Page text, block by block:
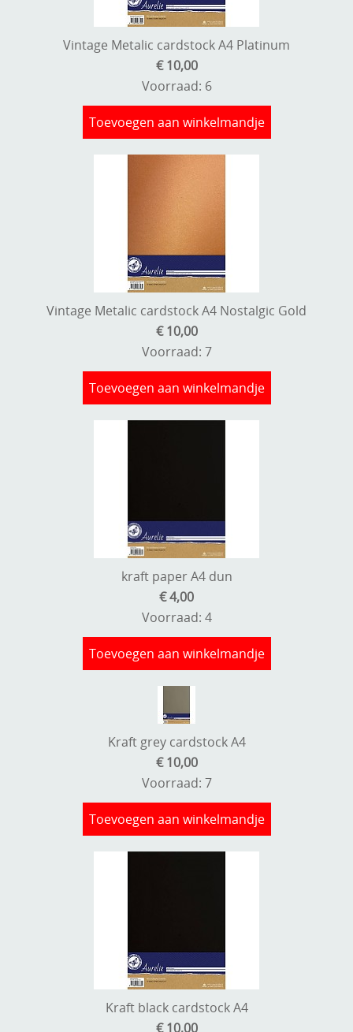
Vintage Metalic cardstock A4 Platinum
€ 10,00
Voorraad: 6
Toevoegen aan winkelmandje
Vintage Metalic cardstock A4 Nostalgic Gold
€ 10,00
Voorraad: 7
Toevoegen aan winkelmandje
kraft paper A4 dun
€ 4,00
Voorraad: 4
Toevoegen aan winkelmandje
Kraft grey cardstock A4
€ 10,00
Voorraad: 7
Toevoegen aan winkelmandje
Kraft black cardstock A4
€ 10,00